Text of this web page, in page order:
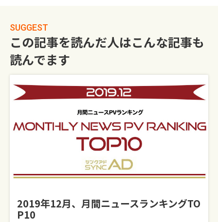
SUGGEST
この記事を読んだ人はこんな記事も
読んでます
2019年12月、月間ニュースランキングTO
P10